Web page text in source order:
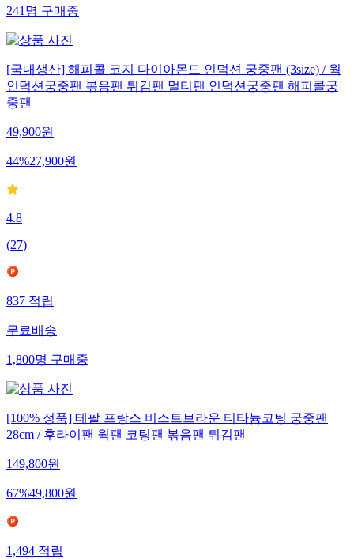
241 명 구매중
[국내생산] 해피콜 코지 다이아몬드 인덕션 궁중팬 (3size) / 웍
인덕션궁중팬 볶음팬 튀김팬 멀티팬 인덕션궁중팬 해피콜궁
중팬
49,900원
44%27,900원
4.8
(27)
837 적립
무료배송
1,800명 구매중
[100% 정품] 테팔 프랑스 비스트브라운 티타늄코팅 궁중팬
28cm / 후라이팬 웍팬 코팅팬 볶음팬 튀김팬
149,800원
67%49,800원
1,494 적립